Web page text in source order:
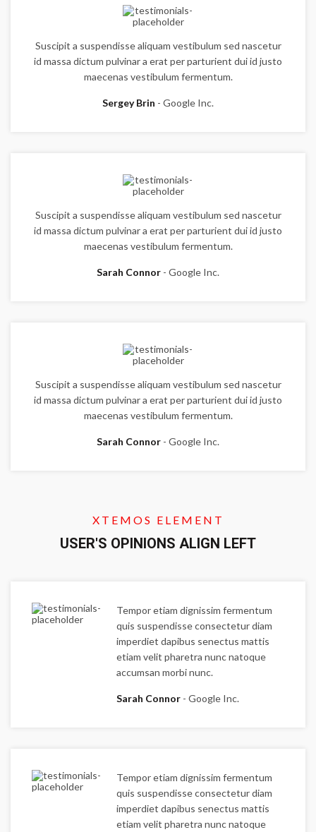
Suscipit a suspendisse aliquam vestibulum sed nascetur
id massa dictum pulvinar a erat per parturient dui id justo
maecenas vestibulum fermentum.
Sergey Brin Google Inc.
Suscipit a suspendisse aliquam vestibulum sed nascetur
id massa dictum pulvinar a erat per parturient dui id justo
maecenas vestibulum fermentum.
Sarah Connor Google Inc.
Suscipit a suspendisse aliquam vestibulum sed nascetur
id massa dictum pulvinar a erat per parturient dui id justo
maecenas vestibulum fermentum.
Sarah Connor Google Inc.
XTEMOS ELEMENT
USER'S OPINIONS ALIGN LEFT
Tempor etiam dignissim fermentum
quis suspendisse consectetur diam
imperdiet dapibus senectus mattis
etiam velit pharetra nunc natoque
accumsan morbi nunc.
Sarah Connor Google Inc.
Tempor etiam dignissim fermentum
quis suspendisse consectetur diam
imperdiet dapibus senectus mattis
etiam velit pharetra nunc natoque